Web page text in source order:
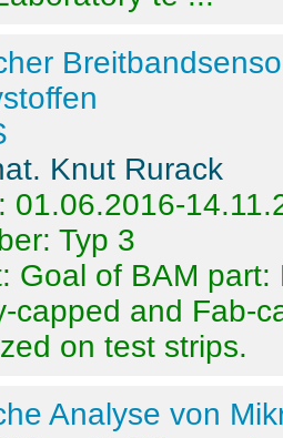
Knut Rurack
01.06.2016-
Typ 3
Goal of BAM
capped and Fab-
on test strips.
Analyse von